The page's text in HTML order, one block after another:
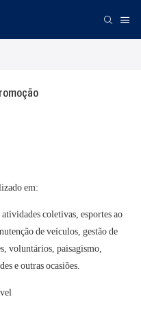
em:
coletivas, esportes ao
de veículos, gestão de
voluntários, paisagismo,
e outras ocasiões.